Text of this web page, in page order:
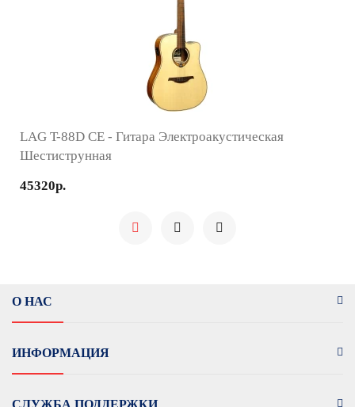
LAG T-88D CE - Гитара Электроакустическая
Шестиструнная
45320р.
О НАС
ИНФОРМАЦИЯ